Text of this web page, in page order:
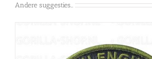
Andere suggesties…